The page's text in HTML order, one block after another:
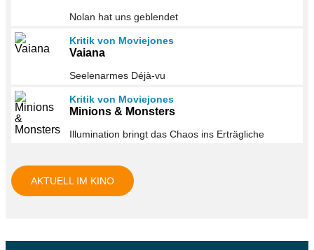
Nolan hat uns geblendet
Kritik von Moviejones
Vaiana
Seelenarmes Déjà-vu
Kritik von Moviejones
Minions & Monsters
Illumination bringt das Chaos ins Erträgliche
AKTUELL IM KINO